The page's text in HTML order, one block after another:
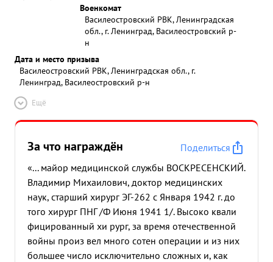
Военкомат
Василеостровский РВК, Ленинградская
обл., г. Ленинград, Василеостровский р-
н
Дата и место призыва
Василеостровский РВК, Ленинградская обл., г.
Ленинград, Василеостровский р-н
Ещё
За что награждён
Поделиться
«... майор медицинской службы ВОСКРЕСЕНСКИЙ.
Владимир Михаилович, доктор медицинских
наук, старший хирург ЭГ-262 с Января 1942 г. до
того хирург ПНГ /Ф Июня 1941 1/. Высоко квали
фицированный хи рург, за время отечественной
войны произ вел много сотен операции и из них
большее число исключительно сложных и, как